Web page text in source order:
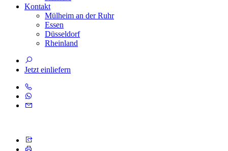
Kontakt
Mülheim an der Ruhr
Essen
Düsseldorf
Rheinland
Jetzt einliefern